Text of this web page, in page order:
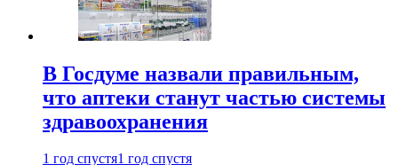
В Госдуме назвали правильным,
что аптеки станут частью системы
здравоохранения
1 год спустя1 год спустя